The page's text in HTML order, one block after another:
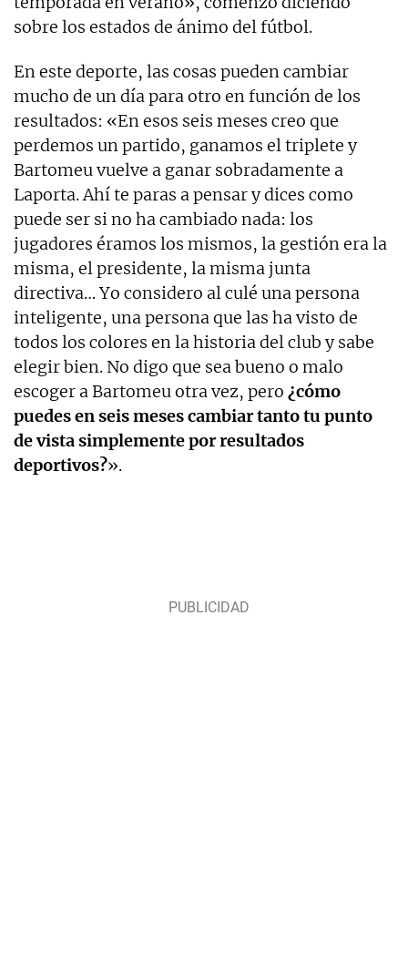
sobre los estados de ánimo del fútbol.
En este deporte, las cosas pueden cambiar
mucho de un día para otro en función de los
resultados: «En esos seis meses creo que
perdemos un partido, ganamos el triplete y
Bartomeu vuelve a ganar sobradamente a
Laporta. Ahí te paras a pensar y dices como
puede ser si no ha cambiado nada: los
jugadores éramos los mismos, la gestión era la
misma, el presidente, la misma junta
directiva… Yo considero al culé una persona
inteligente, una persona que las ha visto de
todos los colores en la historia del club y sabe
elegir bien. No digo que sea bueno o malo
escoger a Bartomeu otra vez, pero ¿cómo
puedes en seis meses cambiar tanto tu punto
de vista simplemente por resultados
deportivos?».